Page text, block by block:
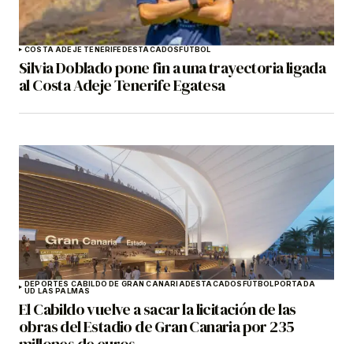
COSTA ADEJE TENERIFEDESTACADOSFÚTBOL
Silvia Doblado pone fin a una trayectoria ligada
al Costa Adeje Tenerife Egatesa
DEPORTES CABILDO DE GRAN CANARIADESTACADOSFÚTBOLPORTADA
UD LAS PALMAS
El Cabildo vuelve a sacar la licitación de las
obras del Estadio de Gran Canaria por 235